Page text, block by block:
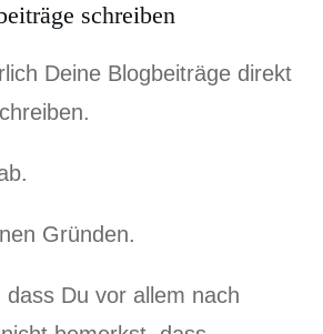
schreiben
Deine Blogbeiträge direkt
Gründen.
Du vor allem nach